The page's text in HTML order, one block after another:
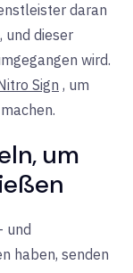
daran
und dieser
wird.
Sign , um
um
und
haben, senden